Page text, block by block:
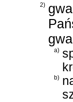
2)
a)
b)